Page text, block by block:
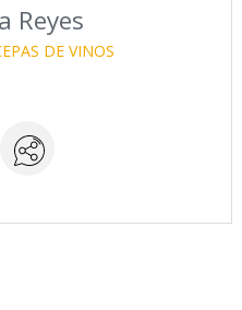
Reyes
DE VINOS